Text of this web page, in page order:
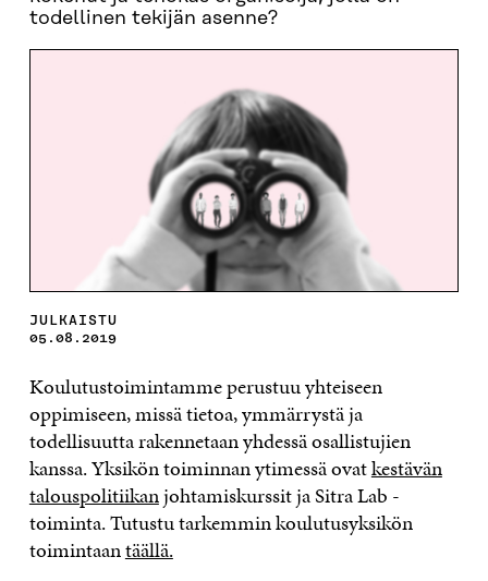
todellinen tekijän asenne?
JULKAISTU
05.08.2019
Koulutustoimintamme perustuu yhteiseen
oppimiseen, missä tietoa, ymmärrystä ja
todellisuutta rakennetaan yhdessä osallistujien
kanssa. Yksikön toiminnan ytimessä ovatkestävän
talouspolitiikanjohtamiskurssit ja Sitra Lab -
toiminta. Tutustu tarkemmin koulutusyksikön
toimintaantäällä.